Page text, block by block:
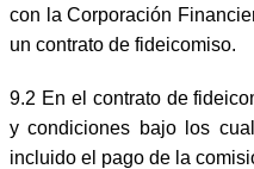
con la Corporación
un contrato de fideicomiso.
9.2 En el contrato de
y condiciones bajo los
incluido el pago de la